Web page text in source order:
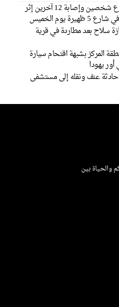
توثيق الحادث القاتل: مصرع شخصين وإصابة 12 آخرين إثر
الخميس
سلاح بعد مطاردة في قرية
المركز بشبهة اقتحام سيارة
عنف ونقله إلى مستشفى
والحياة بين